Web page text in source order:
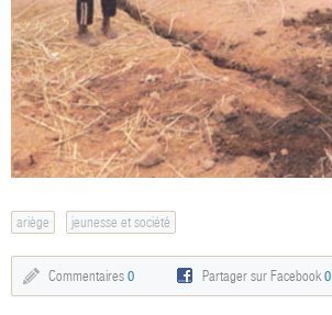
ariège jeunesse et société
Commentaires 0 Partager sur Facebook0